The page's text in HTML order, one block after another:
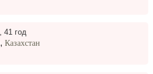
,41 год
,Казахстан